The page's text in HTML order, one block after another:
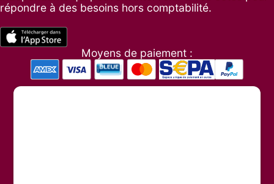
répondre à des besoins hors comptabilité.
Moyens de paiement :